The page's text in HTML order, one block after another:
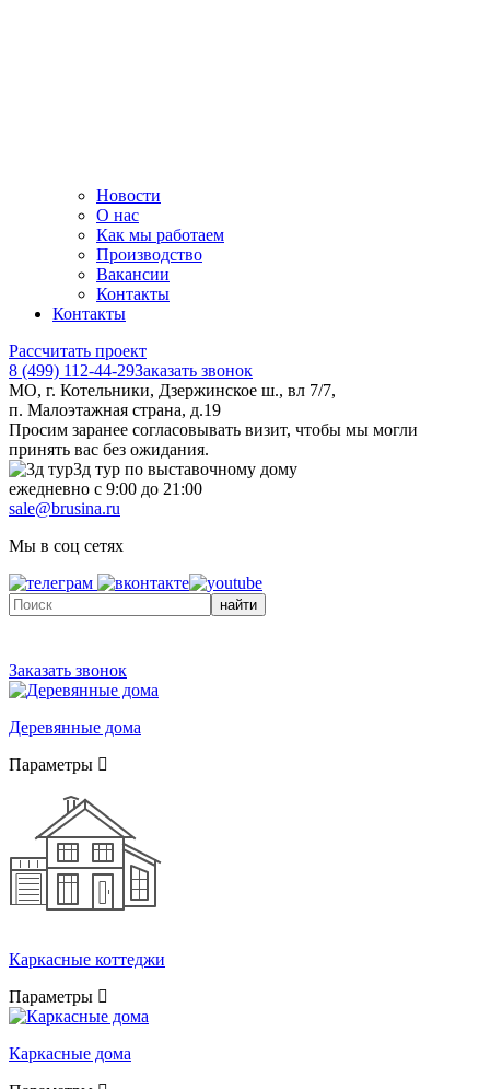
Новости
О нас
Как мы работаем
Производство
Вакансии
Контакты
Контакты
Рассчитать проект
8 (499) 112-44-29Заказать звонок
МО, г. Котельники, Дзержинское ш., вл 7/7,
п. Малоэтажная страна, д.19
Просим заранее согласовывать визит, чтобы мы могли
принять вас без ожидания.
3д тур по выставочному дому
ежедневно с 9:00 до 21:00
sale@brusina.ru
Мы в соц сетях
найти
Заказать звонок
Деревянные дома
Параметры
Каркасные коттеджи
Параметры
Каркасные дома